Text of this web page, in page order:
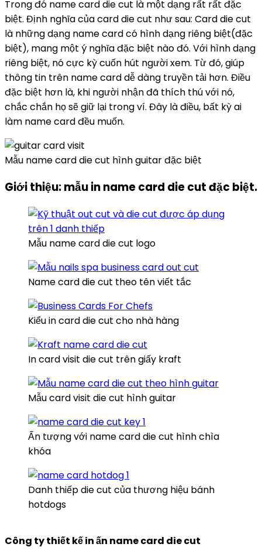
Trong đó name card die cut là một dạng rất rất đặc
biệt. Định nghĩa của card die cut như sau: Card die cut
là những dạng name card có hình dạng riêng biệt(đặc
biệt), mang một ý nghĩa đặc biệt nào đó. Với hình dạng
riêng biệt, nó cực kỳ cuốn hút người xem. Từ đó, giúp
thông tin trên name card dễ dàng truyền tải hơn. Điều
đặc biệt hơn là, khi người nhận đã thích thú với nó,
chắc chắn họ sẽ giữ lại trong ví. Đây là điều, bất kỳ ai
làm name card đều muốn.
Mẫu name card die cut hình guitar đặc biệt
Giới thiệu: mẫu in name card die cut đặc biệt.
Mẫu name card die cut logo
Name card die cut theo tên viết tắc
Kiểu in card die cut cho nhà hàng
In card visit die cut trên giấy kraft
Mẫu card visit die cut hình guitar
Ấn tượng với name card die cut hình chìa
khóa
Danh thiếp die cut của thương hiệu bánh
hotdogs
Công ty thiết kế in ấn name card die cut